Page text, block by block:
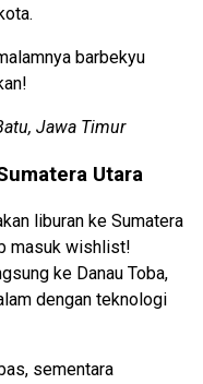
barbekyu
Jawa Timur
Utara
liburan ke Sumatera
masuk wishlist!
ke Danau Toba,
dengan teknologi
sementara